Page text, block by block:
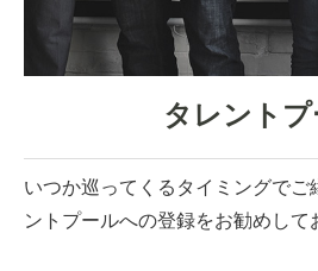
タレント
いつか巡ってくるタイミングでご
ントプールへの登録をお勧めして